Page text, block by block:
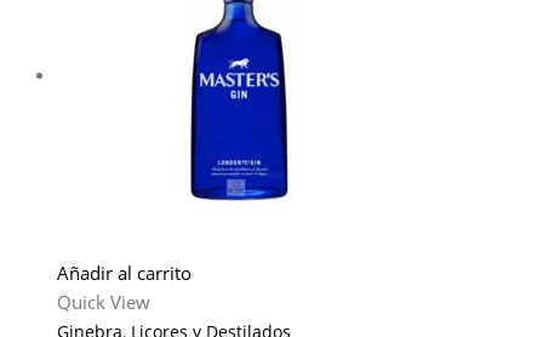
Añadir al carrito
Quick View
Ginebra, Licores y Destilados